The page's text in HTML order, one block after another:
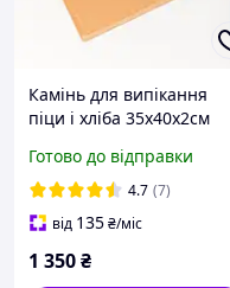
Камінь для випікання
піци і хліба 35х40х2см
Готово до відправки
4.7 (7)
від 135₴/міс
1 350₴